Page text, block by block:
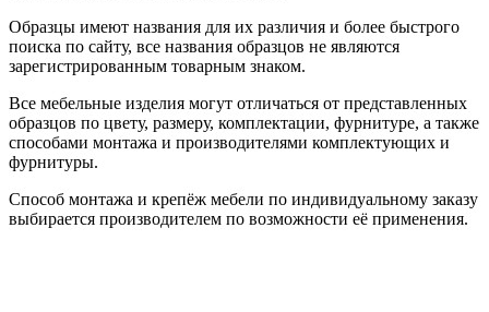
Образцы имеют названия для их различия и более быстрого
поиска по сайту, все названия образцов не являются
зарегистрированным товарным знаком.
Все мебельные изделия могут отличаться от представленных
образцов по цвету, размеру, комплектации, фурнитуре, а также
способами монтажа и производителями комплектующих и
фурнитуры.
Способ монтажа и крепёж мебели по индивидуальному заказу
выбирается производителем по возможности её применения.